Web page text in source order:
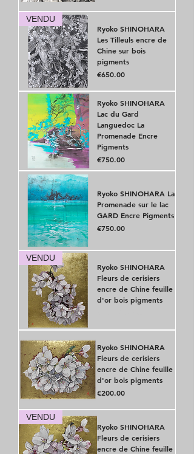
VENDU
Ryoko SHINOHARA
Les Tilleuls encre de
Chine sur bois
pigments
Price
€650.00
Ryoko SHINOHARA
Lac du Gard
Languedoc La
Promenade Encre
Pigments
Price
€750.00
Ryoko SHINOHARA La
Promenade sur le lac
GARD Encre Pigments
Price
€750.00
VENDU
Ryoko SHINOHARA
Fleurs de cerisiers
encre de Chine feuille
d'or bois pigments
Ryoko SHINOHARA
Fleurs de cerisiers
encre de Chine feuille
d'or bois pigments
Price
€200.00
VENDU
Ryoko SHINOHARA
Fleurs de cerisiers
encre de Chine feuille